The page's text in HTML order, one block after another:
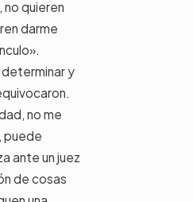
quieren
darme
y
no me
puede
ante un juez
de cosas